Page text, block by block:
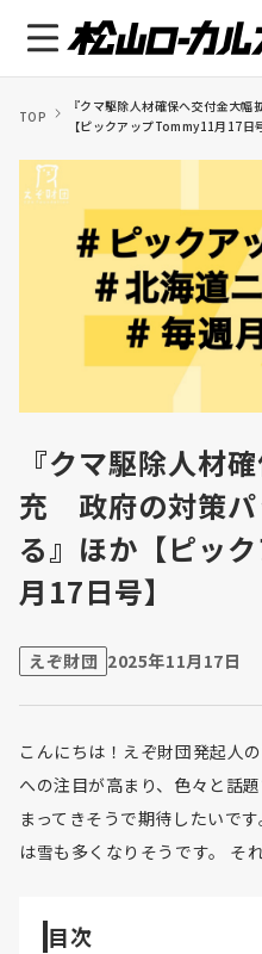
TOP
『クマ駆除人材確保へ交付金大
【ピックアップTommy11月17日号
『クマ駆除人材
充 政府の対策パ
る』ほか【ピッ
月17日号】
えぞ財団 2025年11月17日
こんにちは！えぞ財団発起人
への注目が高まり、色々と話
まってきそうで期待したいで
は雪も多くなりそうです。 そ
目次